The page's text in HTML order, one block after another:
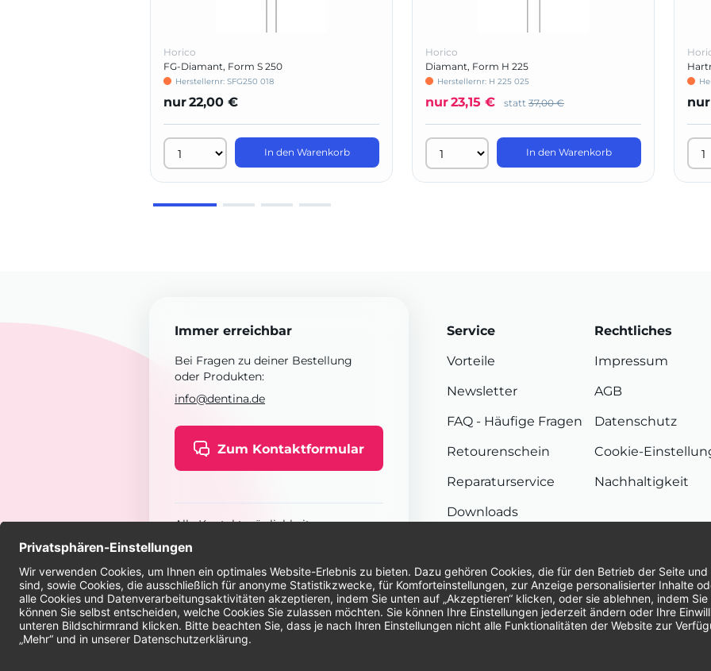
Horico
FG-Diamant, Form S 250
Herstellernr: SFG250 018
nur22,00 €
In den Warenkorb
Horico
Diamant, Form H 225
Herstellernr: H 225 025
nur23,15 € statt 37,00 €
In den Warenkorb
nur
Immer erreichbar
Bei Fragen zu deiner Bestellung
oder Produkten:
info@dentina.de
Zum Kontaktformular
Alle Kontaktmöglichkeiten
Service
Vorteile
Newsletter
FAQ - Häufige Fragen
Retourenschein
Reparaturservice
Downloads
Rechtliches
Impressum
AGB
Datenschutz
Cookie-
Nachhaltigkeit